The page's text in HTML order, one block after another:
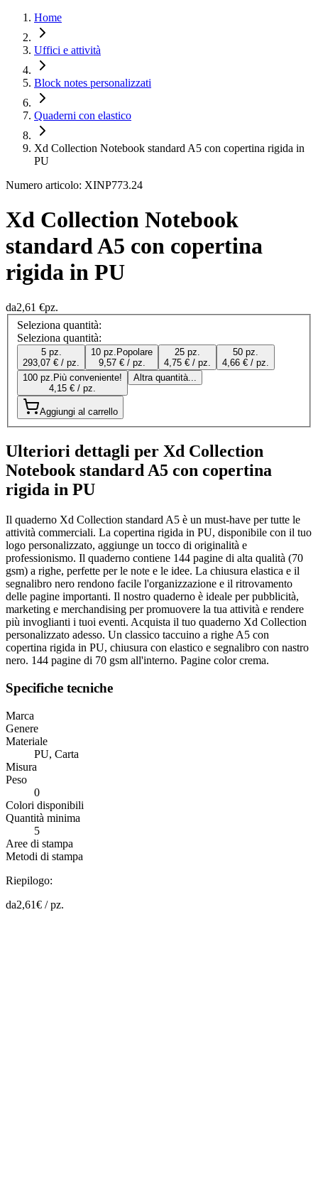
Home
Uffici e attività
Block notes personalizzati
Quaderni con elastico
Xd Collection Notebook standard A5 con copertina rigida in
PU
Numero articolo: XINP773.24
Xd Collection Notebook
standard A5 con copertina
rigida in PU
da2,61 €pz.
Seleziona quantità:
Seleziona quantità:
5 pz.
293,07 € / pz.
10 pz. Popolare
9,57 € / pz.
25 pz.
4,75 € / pz.
50 pz.
4,66 € / pz.
100 pz. Più conveniente!
4,15 € / pz.
Altra quantità...
Aggiungi al carrello
Ulteriori dettagli per Xd Collection
Notebook standard A5 con copertina
rigida in PU
Il quaderno Xd Collection standard A5 è un must-have per tutte le
attività commerciali. La copertina rigida in PU, disponibile con il tuo
logo personalizzato, aggiunge un tocco di originalità e
professionismo. Il quaderno contiene 144 pagine di alta qualità (70
gsm) a righe, perfette per le note e le idee. La chiusura elastica e il
segnalibro nero rendono facile l'organizzazione e il ritrovamento
delle pagine importanti. Il nostro quaderno è ideale per pubblicità,
marketing e merchandising per promuovere la tua attività e rendere
più invoglianti i tuoi eventi. Acquista il tuo quaderno Xd Collection
personalizzato adesso. Un classico taccuino a righe A5 con
copertina rigida in PU, chiusura con elastico e segnalibro con nastro
nero. 144 pagine di 70 gsm all'interno. Pagine color crema.
Specifiche tecniche
Marca
Genere
Materiale
PU, Carta
Misura
Peso
0
Colori disponibili
Quantità minima
5
Aree di stampa
Metodi di stampa
Riepilogo:
da2,61€ /pz.